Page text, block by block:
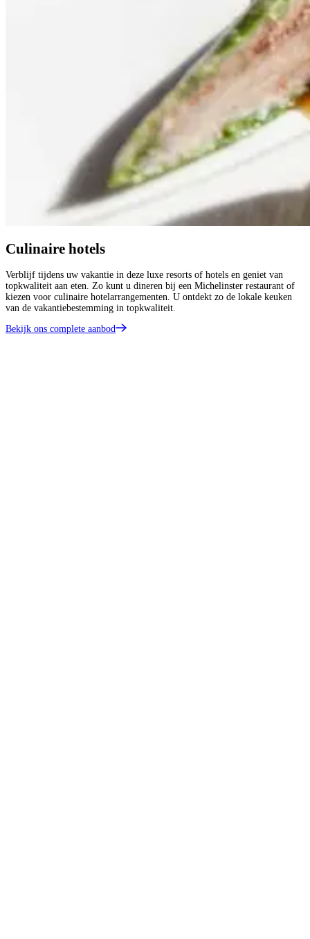
Culinaire hotels
Verblijf tijdens uw vakantie in deze luxe resorts of hotels en geniet van
topkwaliteit aan eten. Zo kunt u dineren bij een Michelinster restaurant of
kiezen voor culinaire hotelarrangementen. U ontdekt zo de lokale keuken
van de vakantiebestemming in topkwaliteit.
Bekijk ons complete aanbod